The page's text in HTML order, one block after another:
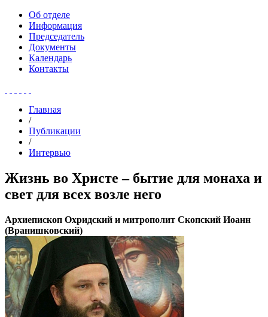
Об отделе
Информация
Председатель
Документы
Календарь
Контакты
Главная
/
Публикации
/
Интервью
Жизнь во Христе – бытие для монаха и
свет для всех возле него
Архиепископ Охридский и митрополит Скопский Иоанн
(Вранишковский)